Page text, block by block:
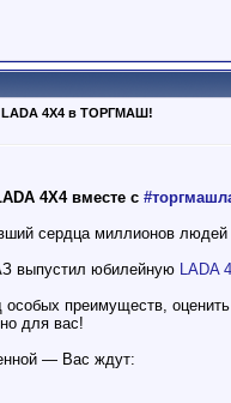
4X4 в ТОРГМАШ!
4X4 вместе с
сердца миллионов
выпустил юбилейную LADA
преимуществ,
для вас!
— Вас ждут: